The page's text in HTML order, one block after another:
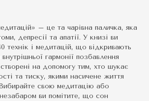
– це та чарівна паличка, яка
депресії та апатії. У книзі ви
технік і медитацій, що відкривають
гармонії позбавлення
на допомогу тим, хто шукає
та тиску, якими насичене життя
свою медитацію або
ви помітите, що сон